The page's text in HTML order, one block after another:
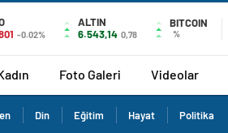
-0.02%
ALTIN
6.543,14 0,78
BITCOIN
%
Foto Galeri Videolar
Din Eğitim Hayat Politika